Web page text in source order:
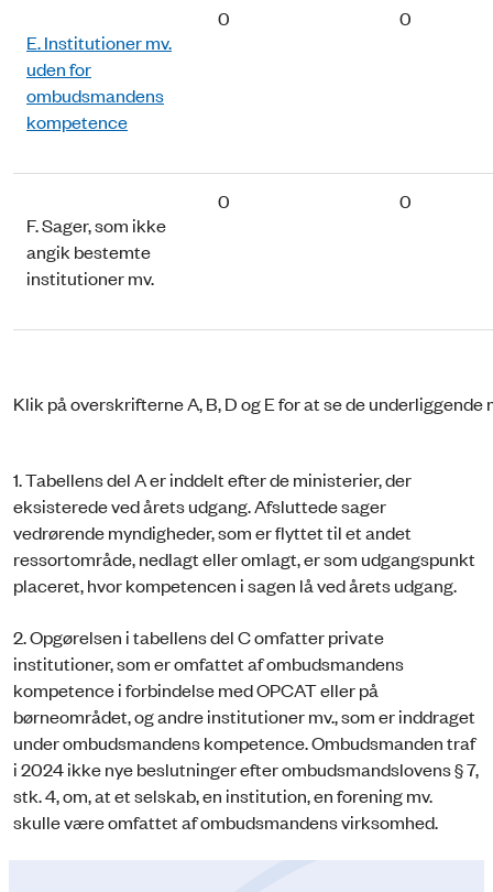
E. Institutioner mv.
uden for
ombudsmandens
kompetence
0 0
F. Sager, som ikke
angik bestemte
institutioner mv.
0 0
Klik på overskrifterne A, B, D og E for at se de underliggende
1. Tabellens del A er inddelt efter de ministerier, der
eksisterede ved årets udgang. Afsluttede sager
vedrørende myndigheder, som er flyttet til et andet
ressortområde, nedlagt eller omlagt, er som udgangspunkt
placeret, hvor kompetencen i sagen lå ved årets udgang.
2. Opgørelsen i tabellens del C omfatter private
institutioner, som er omfattet af ombudsmandens
kompetence i forbindelse med OPCAT eller på
børneområdet, og andre institutioner mv., som er inddraget
under ombudsmandens kompetence. Ombudsmanden traf
i 2024 ikke nye beslutninger efter ombudsmandslovens § 7,
stk. 4, om, at et selskab, en institution, en forening mv.
skulle være omfattet af ombudsmandens virksomhed.